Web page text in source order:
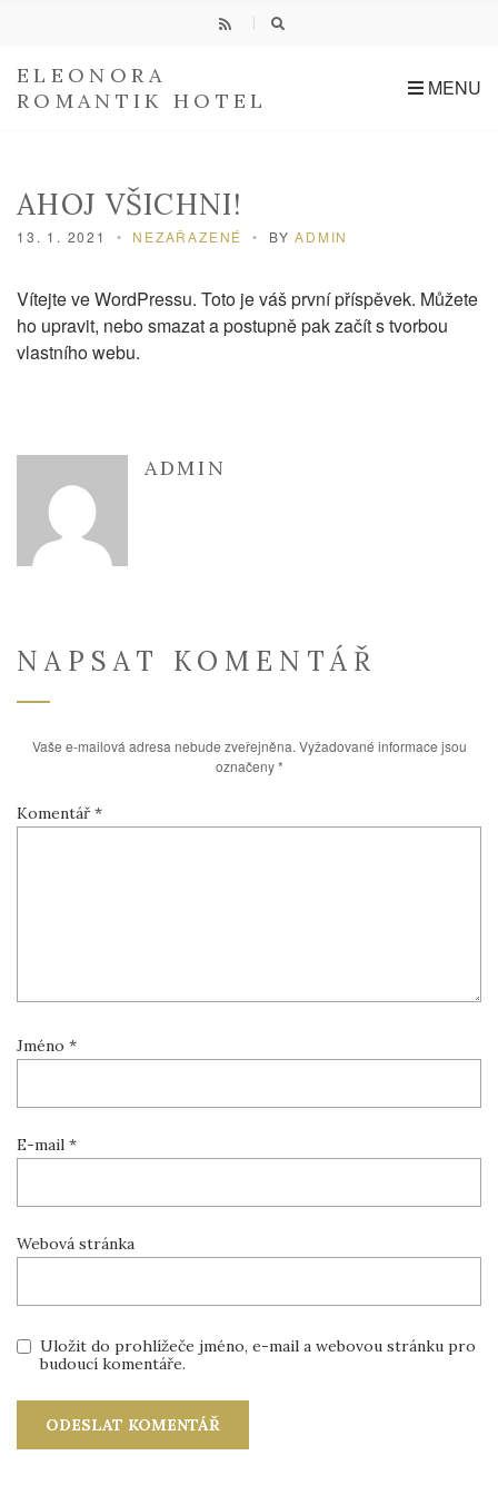
r
:
ELEONORA
ROMANTIK HOTEL
MENU
AHOJ VŠICHNI!
13. 1. 2021 NEZAŘAZENÉ BYADMIN
Vítejte ve WordPressu. Toto je váš první příspěvek. Můžete
ho upravit, nebo smazat a postupně pak začít s tvorbou
vlastního webu.
ADMIN
NAPSAT KOMENTÁŘ
Vaše e-mailová adresa nebude zveřejněna. Vyžadované informace jsou
označeny*
Komentář *
Jméno *
E-mail *
Webová stránka
Uložit do prohlížeče jméno, e-mail a webovou stránku pro
budoucí komentáře.